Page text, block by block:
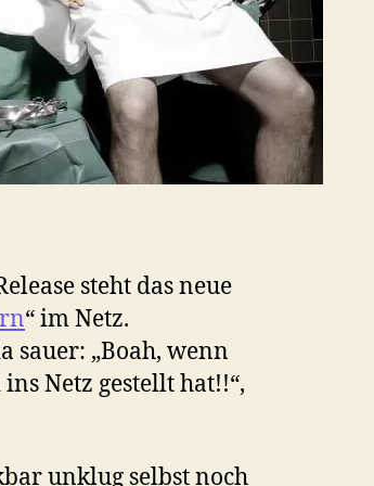
steht das neue
“ im Netz.
sauer: „Boah, wenn
Netz gestellt hat!!“,
unklug selbst noch